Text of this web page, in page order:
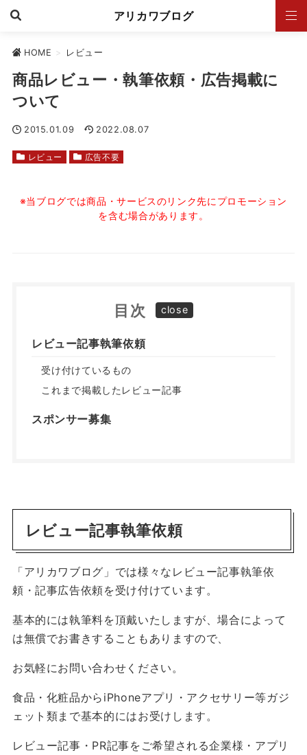
アリカワブログ
HOME > レビュー
商品レビュー・執筆依頼・広告掲載に
ついて
2015.01.09 2022.08.07
レビュー 広告不要
※当ブログでは商品・サービスのリンク先にプロモーション
を含む場合があります。
目次
レビュー記事執筆依頼
受け付けているもの
これまで掲載したレビュー記事
スポンサー募集
レビュー記事執筆依頼
「アリカワブログ」では様々なレビュー記事執筆依
頼・記事広告依頼を受け付けています。
基本的には執筆料を頂戴いたしますが、場合によって
は無償でお書きすることもありますので、
お気軽にお問い合わせください。
食品・化粧品からiPhoneアプリ・アクセサリー等ガジ
ェット類まで基本的にはお受けします。
レビュー記事・PR記事をご希望される企業様・アプリ